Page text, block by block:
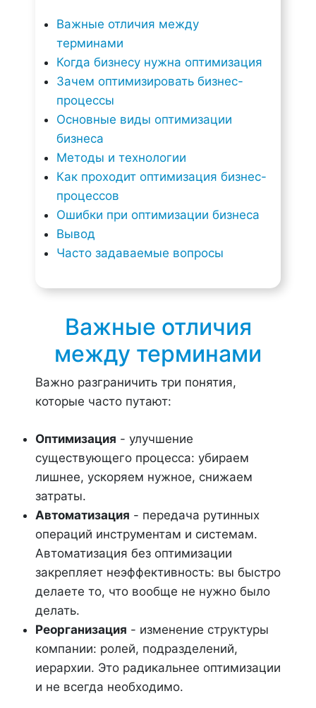
Важные отличия между
терминами
Когда бизнесу нужна оптимизация
Зачем оптимизировать бизнес-
процессы
Основные виды оптимизации
бизнеса
Методы и технологии
Как проходит оптимизация бизнес-
процессов
Ошибки при оптимизации бизнеса
Вывод
Часто задаваемые вопросы
Важные отличия
между терминами
Важно разграничить три понятия,
которые часто путают:
Оптимизация - улучшение
существующего процесса: убираем
лишнее, ускоряем нужное, снижаем
затраты.
Автоматизация - передача рутинных
операций инструментам и системам.
Автоматизация без оптимизации
закрепляет неэффективность: вы быстро
делаете то, что вообще не нужно было
делать.
Реорганизация - изменение структуры
компании: ролей, подразделений,
иерархии. Это радикальнее оптимизации
и не всегда необходимо.